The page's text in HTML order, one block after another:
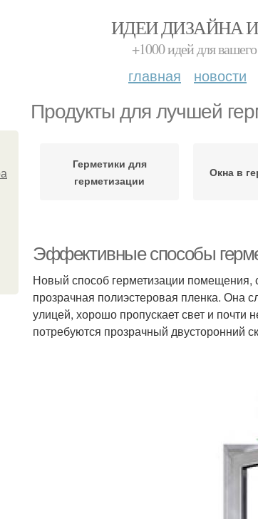
ИДЕИ ДИЗАЙНА
+1000 идей для
главная новости
Продукты для лучшей
Герметики для
герметизации
Окна в
Эффективные способы
Новый способ герметизации помещения,
прозрачная полиэстеровая пленка. Она
улицей, хорошо пропускает свет и почти
потребуются прозрачный двусторонний